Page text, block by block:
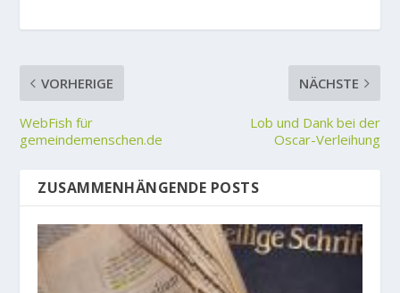
VORHERIGE
WebFish für
gemeindemenschen.de
NÄCHSTE
Lob und Dank bei der
Oscar-Verleihung
ZUSAMMENHÄNGENDE POSTS